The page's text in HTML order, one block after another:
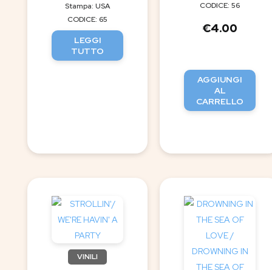
Stampa: USA
CODICE: 65
LEGGI
TUTTO
CODICE: 56
€4.00
AGGIUNGI
AL
CARRELLO
VINILI